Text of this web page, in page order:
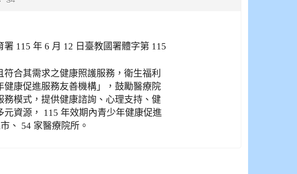
115 年 6 月 12 日臺教國署體字第 115
合其需求之健康照護服務，衛生福利
健康促進服務友善機構」，鼓勵醫療院
務模式，提供健康諮詢、心理支持、健
資源， 115 年效期內青少年健康促進
、 54 家醫療院所。